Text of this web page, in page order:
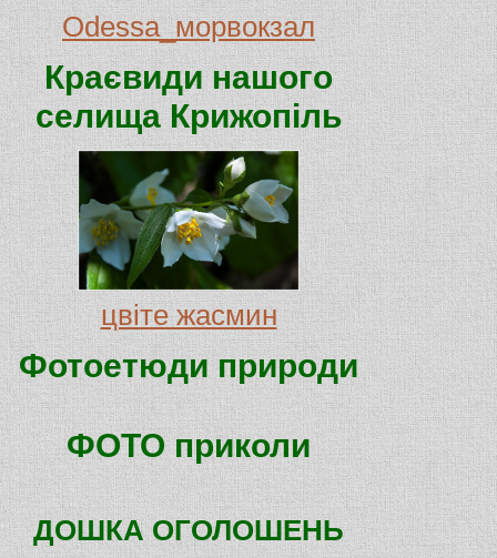
Odessa_морвокзал
Краєвиди нашого
селища Крижопіль
цвіте жасмин
Фотоетюди природи
ФОТО приколи
ДОШКА ОГОЛОШЕНЬ